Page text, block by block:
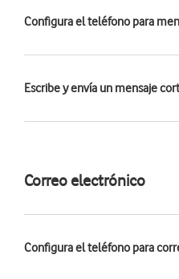
Configura el teléfono para
Escribe y envía un mensaje
Correo electrónico
Configura el teléfono para